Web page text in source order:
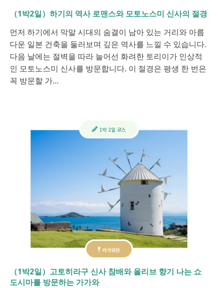
（1박2일）하기의 역사 로맨스와 모토노스미 신사의 절경
먼저 하기에서 막말 시대의 숨결이 남아 있는 거리와 아름
다운 일본 건축을 둘러보며 깊은 역사를 느낄 수 있습니다.
다음 날에는 절벽을 따라 늘어선 화려한 토리이가 인상적
인 모토노스미 신사를 방문합니다. 이 절경은 평생 한 번은
꼭 방문할 가…
카가와현
1박 2일 코스
（1박2일）고토히라구 신사 참배와 올리브 향기 나는 쇼
도시마를 방문하는 가가와